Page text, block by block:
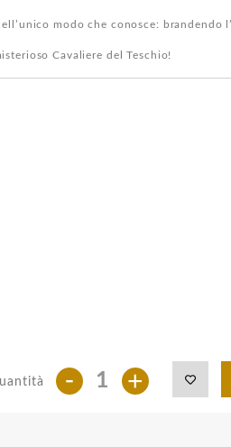
modo che conosce: brandendo
Cavaliere del Teschio!
- +